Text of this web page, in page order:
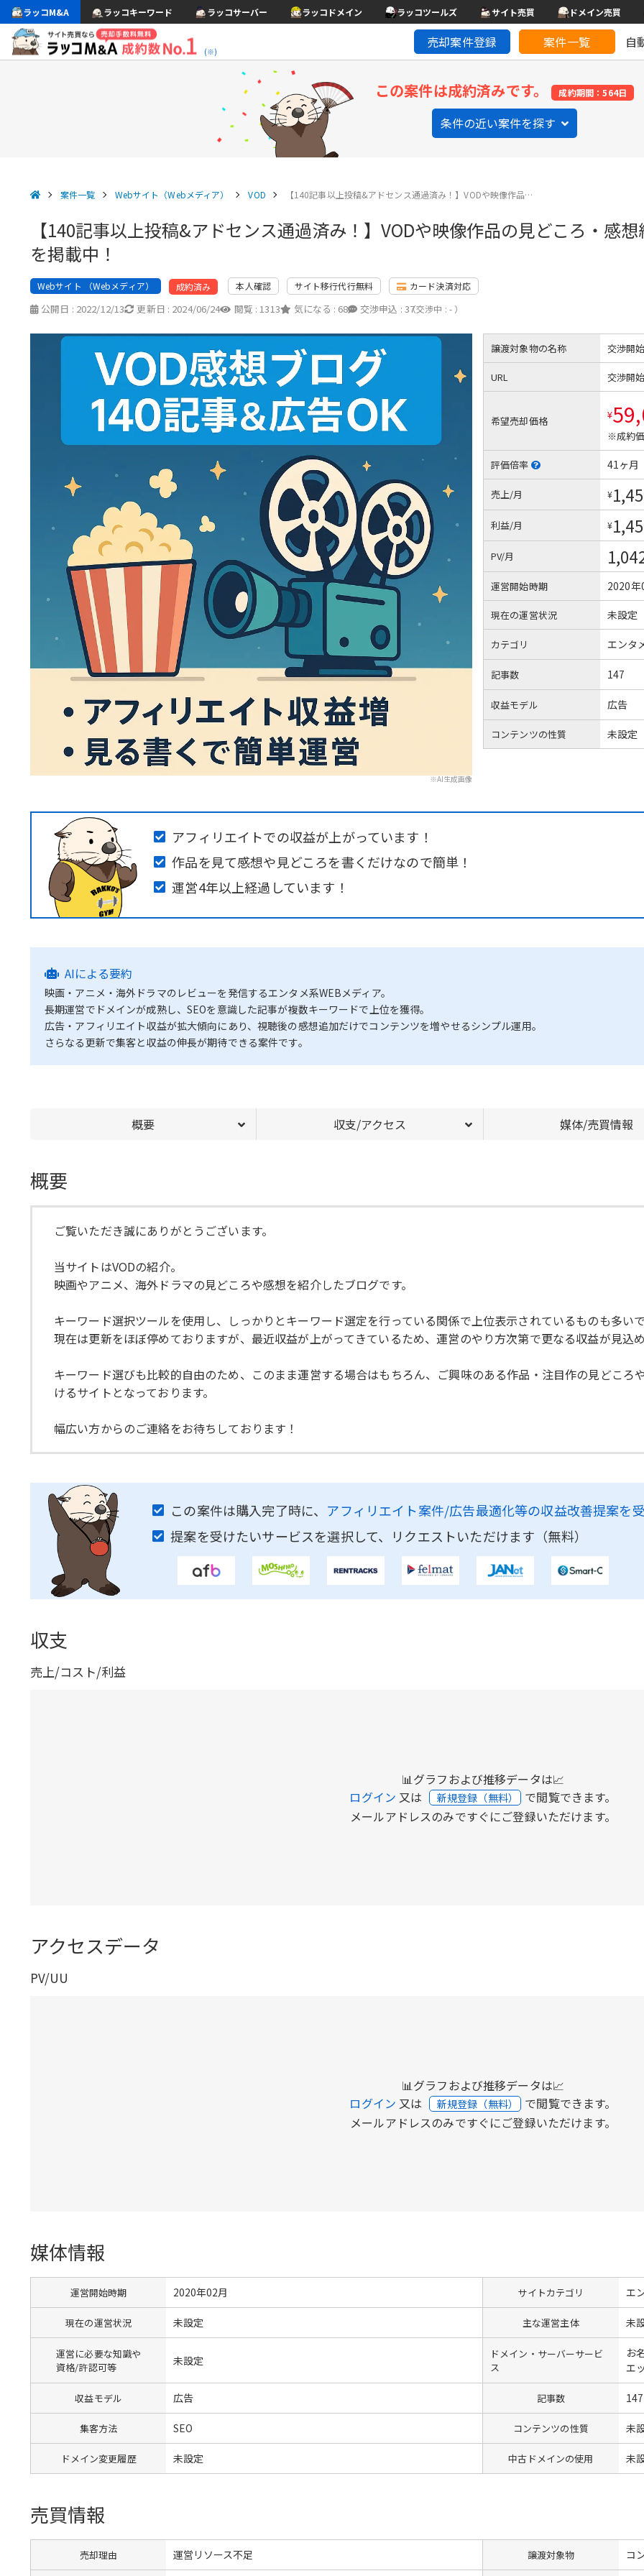
ラッコM&A ラッコキーワード ラッコサーバー ラッコドメイン ラッコツールズ サイト売買 ドメイン売買
(※)
売却案件登録 案件一覧 自
この案件は成約済みです。 成約期間：564日
条件の近い案件を探す
案件一覧 Webサイト（Webメディア） VOD 【140記事以上投稿&アドセンス通過済み！】VODや映像作品…
【140記事以上投稿&アドセンス通過済み！】VODや映像作品の見どころ・感
を掲載中！
Webサイト （Webメディア） 成約済み 本人確認 サイト移行代行無料 カード決済対応
公開日 : 2022/12/13 更新日 : 2024/06/24 閲覧 :1313 気になる : 68 交渉申込 : 37
（交渉中 : - ）
※AI生成画像
譲渡対象物の名称 交渉開
URL 交渉開
希望売却価格 ¥
※成約
評価倍率 41ヶ月
売上/月 ¥
利益/月 ¥
PV/月
運営開始時期 2020年
現在の運営状況 未設定
カテゴリ エンタ
記事数 147
収益モデル 広告
コンテンツの性質 未設定
アフィリエイトでの収益が上がっています！
作品を見て感想や見どころを書くだけなので簡単！
運営4年以上経過しています！
AIによる要約
映画・アニメ・海外ドラマのレビューを発信するエンタメ系WEBメディア。
長期運営でドメインが成熟し、SEOを意識した記事が複数キーワードで上位を獲得。
広告・アフィリエイト収益が拡大傾向にあり、視聴後の感想追加だけでコンテンツを増やせるシンプル運用。
さらなる更新で集客と収益の伸長が期待できる案件です。
概要 収支/アクセス 媒体/売買情報
概要
ご覧いただき誠にありがとうございます。
当サイトはVODの紹介。
映画やアニメ、海外ドラマの見どころや感想を紹介したブログです。
キーワード選択ツールを使用し、しっかりとキーワード選定を行っている関係で上位表示されているものも多いで
現在は更新をほぼ停めておりますが、最近収益が上がってきているため、運営のやり方次第で更なる収益が見込め
キーワード選びも比較的自由のため、このまま運営する場合はもちろん、ご興味のある作品・注目作の見どころ
けるサイトとなっております。
幅広い方からのご連絡をお待ちしております！
この案件は購入完了時に、 アフィリエイト案件/広告最適化等の収益改善提案を
提案を受けたいサービスを選択して、リクエストいただけます（無料）
収支
売上/コスト/利益
📊グラフおよび推移データは📈
ログイン 又は 新規登録（無料） で閲覧できます。
メールアドレスのみですぐにご登録いただけます。
アクセスデータ
PV/UU
📊グラフおよび推移データは📈
ログイン 又は 新規登録（無料） で閲覧できます。
メールアドレスのみですぐにご登録いただけます。
媒体情報
運営開始時期 2020年02月 サイトカテゴリ エ
現在の運営状況 未設定 主な運営主体 未
運営に必要な知識や
資格/許認可等
未設定
ドメイン・サーバーサービ
ス
お
エ
収益モデル 広告 記事数 147
集客方法 SEO コンテンツの性質 未
ドメイン変更履歴 未設定 中古ドメインの使用 未
売買情報
売却理由 運営リソース不足 譲渡対象物 コ